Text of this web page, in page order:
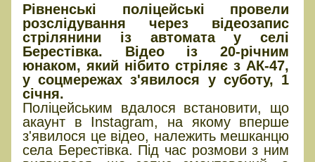
Рівненські поліцейські провели
розслідування через відеозапис
стрілянини із автомата у селі
Берестівка. Відео із 20-річним
юнаком, який нібито стріляє з АК-47,
у соцмережах з'явилося у суботу, 1
січня.
Поліцейським вдалося встановити, що
акаунт в Instagram, на якому вперше
з'явилося це відео, належить мешканцю
села Берестівка. Під час розмови з ним